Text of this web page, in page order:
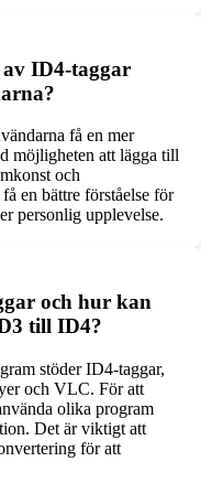
ID4-taggar
få en mer
möjligheten att lägga till
och
en bättre förståelse för
personlig upplevelse.
och hur kan
till ID4?
stöder ID4-taggar,
och VLC. För att
olika program
Det är viktigt att
för att